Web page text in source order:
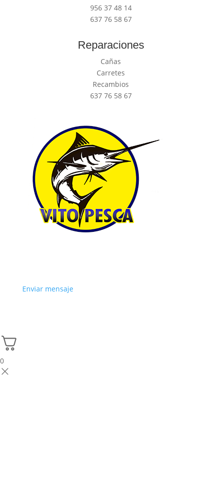
956 37 48 14
637 76 58 67
Reparaciones
Cañas
Carretes
Recambios
637 76 58 67
Enviar mensaje
0